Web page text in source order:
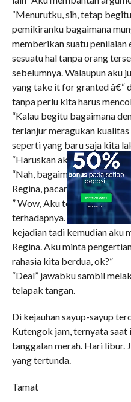
“Menurutku, sih, tetap
pemikiranku bagaimana
memberikan suatu penilaian
sesuatu hal tanpa orang
sebelumnya. Walaupun aku
yang take it for granted â€“
tanpa perlu kita harus
“Kalau begitu bagaimana
terlanjur meragukan
seperti yang baru saja kita
“Haruskan aku
“Nah, bagaimana pula
Regina, pacarmu?”
” Wow, Aku tetap
terhadapnya. Tidak pernah
kejadian tadi kemudian aku
Regina. Aku minta
rahasia kita berdua, ok?”
“Deal” jawabku sambil
telapak tangan.
Di kejauhan sayup-sayup
Kutengok jam, ternyata saat
tanggalan merah. Hari libur.
yang tertunda.
Tamat